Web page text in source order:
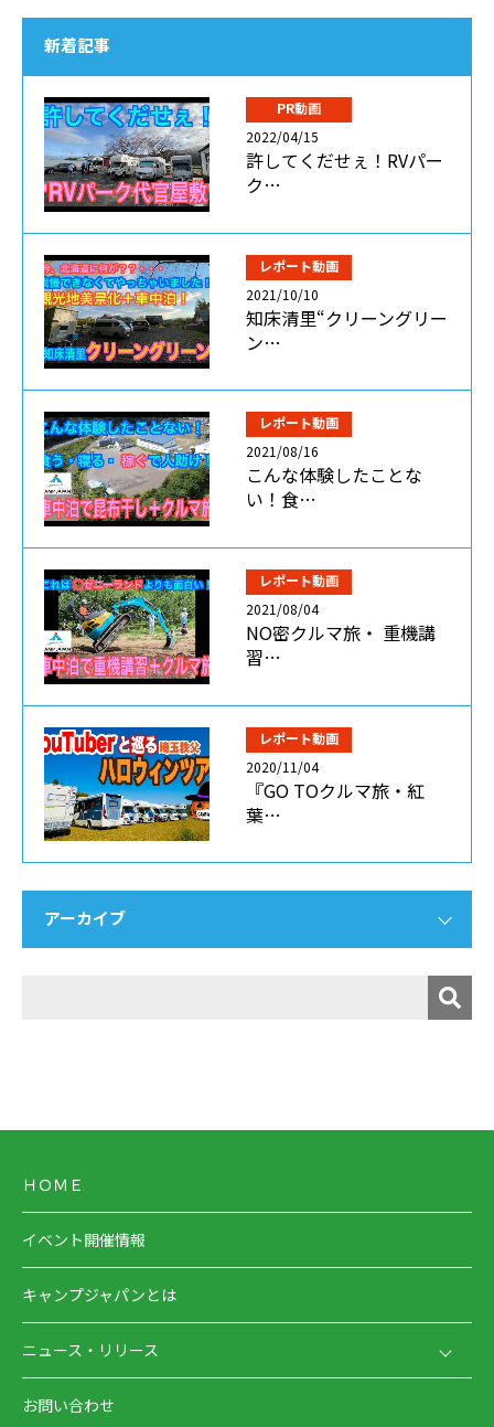
新着記事
PR動画
2022/04/15
許してくだせぇ！RVパー
ク…
レポート動画
2021/10/10
知床清里“クリーングリー
ン…
レポート動画
2021/08/16
こんな体験したことな
い！食…
レポート動画
2021/08/04
NO密クルマ旅・ 重機講
習…
レポート動画
2020/11/04
『GO TOクルマ旅・紅
葉…
アーカイブ
ＨＯＭＥ
イベント開催情報
キャンプジャパンとは
ニュース・リリース
お問い合わせ